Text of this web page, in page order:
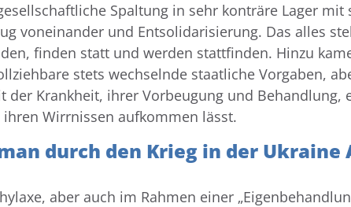
Spaltung in sehr konträre Lager mit
voneinander und Entsolidarisierung. Das alles
finden statt und werden stattfinden. Hinzu
stets wechselnde staatliche Vorgaben,
Krankheit, ihrer Vorbeugung und Behandlung,
Wirrnissen aufkommen lässt.
durch den Krieg in der Ukraine
aber auch im Rahmen einer